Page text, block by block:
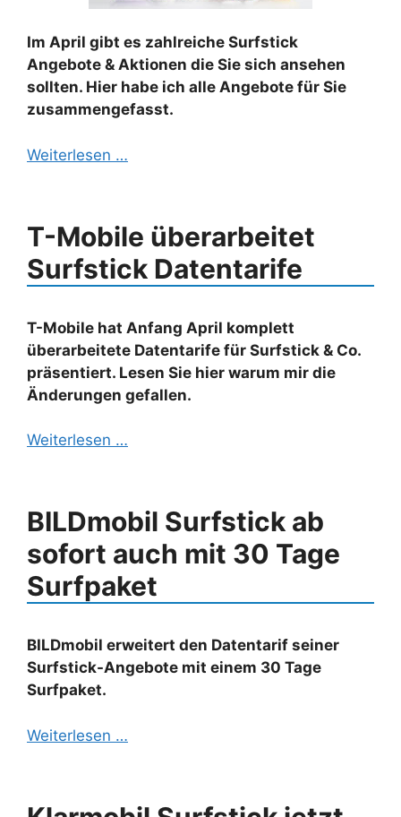
Im April gibt es zahlreiche Surfstick
Angebote & Aktionen die Sie sich ansehen
sollten. Hier habe ich alle Angebote für Sie
zusammengefasst.
Weiterlesen …
T-Mobile überarbeitet
Surfstick Datentarife
T-Mobile hat Anfang April komplett
überarbeitete Datentarife für Surfstick & Co.
präsentiert. Lesen Sie hier warum mir die
Änderungen gefallen.
Weiterlesen …
BILDmobil Surfstick ab
sofort auch mit 30 Tage
Surfpaket
BILDmobil erweitert den Datentarif seiner
Surfstick-Angebote mit einem 30 Tage
Surfpaket.
Weiterlesen …